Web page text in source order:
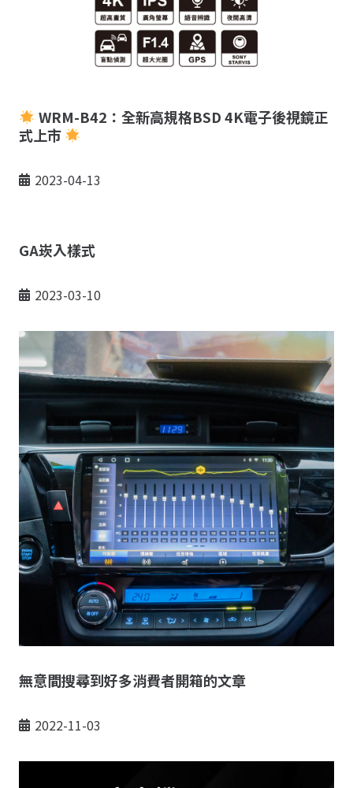
WRM-B42：全新高規格BSD 4K電子後視鏡正
式上市
2023-04-13
GA崁入樣式
2023-03-10
無意間搜尋到好多消費者開箱的文章
2022-11-03